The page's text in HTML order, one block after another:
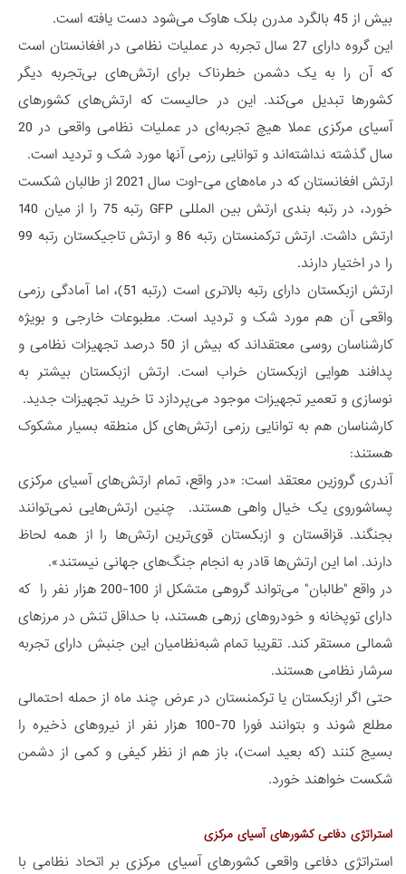
بیش از 45 بالگرد مدرن بلک هاوک می‌شود دست یافته است.
این گروه دارای 27 سال تجربه در عملیات نظامی در افغانستان است
که آن را به یک دشمن خطرناک برای ارتش‌های بی‌تجربه دیگر
کشورها تبدیل می‌کند. این در حالیست که ارتش‌های کشورهای
آسیای مرکزی عملا هیچ تجربه‌ای در عملیات نظامی واقعی در 20
سال گذشته نداشته‌اند و توانایی رزمی آنها مورد شک و تردید است.
ارتش افغانستان که در ماه‌های می-اوت سال 2021 از طالبان شکست
خورد، در رتبه بندی ارتش بین المللی GFP رتبه 75 را از میان 140
ارتش داشت. ارتش ترکمنستان رتبه 86 و ارتش تاجیکستان رتبه 99
را در اختیار دارند.
ارتش ازبکستان دارای رتبه بالاتری است (رتبه 51)، اما آمادگی رزمی
واقعی آن هم مورد شک و تردید است. مطبوعات خارجی و بویژه
کارشناسان روسی معتقداند که بیش از 50 درصد تجهیزات نظامی و
پدافند هوایی ازبکستان خراب است. ارتش ازبکستان بیشتر به
نوسازی و تعمیر تجهیزات موجود می‌پردازد تا خرید تجهیزات جدید.
کارشناسان هم به توانایی رزمی ارتش‌های کل منطقه بسیار مشکوک
هستند:
آندری گروزین معتقد است: «در واقع، تمام ارتش‌های آسیای مرکزی
پساشوروی یک خیال واهی هستند. چنین ارتش‌هایی نمی‌توانند
بجنگند. قزاقستان و ازبکستان قوی‌ترین ارتش‌ها را از همه لحاظ
دارند. اما این ارتش‌ها قادر به انجام جنگ‌های جهانی نیستند».
در واقع "طالبان" می‌تواند گروهی متشکل از 100-200 هزار نفر را که
دارای توپخانه و خودروهای زرهی هستند، با حداقل تنش در مرزهای
شمالی مستقر کند. تقریبا تمام شبه‌نظامیان این جنبش دارای تجربه
سرشار نظامی هستند.
حتی اگر ازبکستان یا ترکمنستان در عرض چند ماه از حمله احتمالی
مطلع شوند و بتوانند فورا 70-100 هزار نفر از نیروهای ذخیره را
بسیج کنند (که بعید است)، باز هم از نظر کیفی و کمی از دشمن
شکست خواهند خورد.
استراتژی دفاعی کشورهای آسیای مرکزی
استراتژی دفاعی واقعی کشورهای آسیای مرکزی بر اتحاد نظامی با